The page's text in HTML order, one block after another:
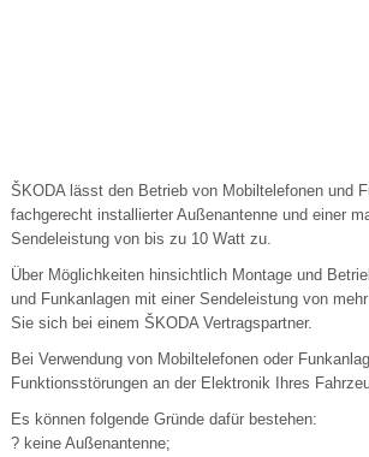
ŠKODA lässt den Betrieb von Mobiltelefonen und
fachgerecht installierter Außenantenne und einer
Sendeleistung von bis zu 10 Watt zu.
Über Möglichkeiten hinsichtlich Montage und
und Funkanlagen mit einer Sendeleistung von
Sie sich bei einem ŠKODA Vertragspartner.
Bei Verwendung von Mobiltelefonen oder
Funktionsstörungen an der Elektronik Ihres
Es können folgende Gründe dafür bestehen:
? keine Außenantenne;